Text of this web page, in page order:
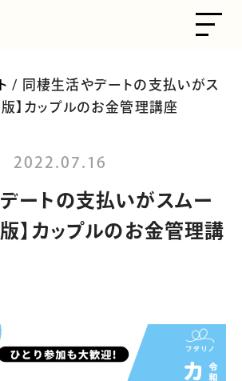
/ 同棲生活やデートの支払いがス
版】カップルのお金管理講座
2022.07.16
ートの支払いがスムー
版】カップルのお金管理講